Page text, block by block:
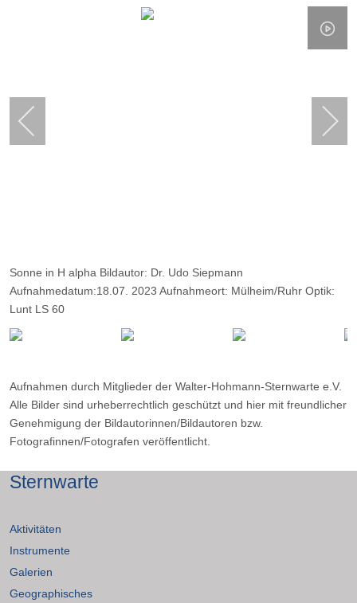
Sonne in H alpha Bildautor: Dr. Udo Siepmann
Aufnahmedatum:18.07. 2023 Aufnahmeort: Mülheim/Ruhr Optik:
Lunt LS 60
Kamera: Player One Neptune M. Belichtung: 2600 Frames, davon
Aufnahmen durch Mitglieder der Walter-Hohmann-Sternwarte e.V.
Alle Bilder sind urheberrechtlich geschützt und hier mit freundlicher
Genehmigung der Bildautorinnen/Bildautoren bzw.
Fotografinnen/Fotografen veröffentlicht.
Sternwarte
Aktivitäten
Instrumente
Galerien
Geographisches